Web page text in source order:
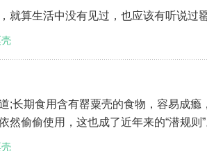
就算生活中没有见过，也应该有听说过
;长期食用含有罂粟壳的食物，容易成
然偷偷使用，这也成了近年来的“潜规则